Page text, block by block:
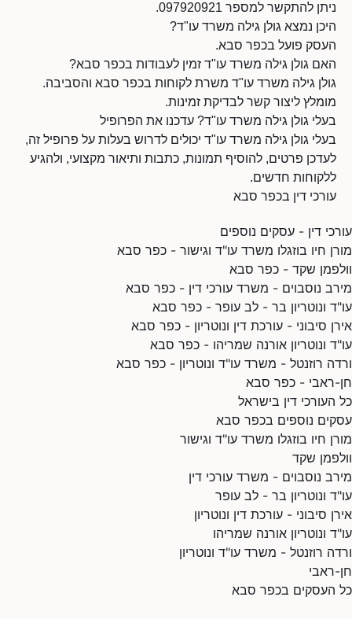
ניתן להתקשר למספר 097920921.
היכן נמצא גולן גילה משרד עו"ד?
העסק פועל בכפר סבא.
האם גולן גילה משרד עו"ד זמין לעבודות בכפר סבא?
גולן גילה משרד עו"ד משרת לקוחות בכפר סבא והסביבה.
מומלץ ליצור קשר לבדיקת זמינות.
בעלי גולן גילה משרד עו"ד? עדכנו את הפרופיל
בעלי גולן גילה משרד עו"ד יכולים לדרוש בעלות על פרופיל זה,
לעדכן פרטים, להוסיף תמונות, כתבות ותיאור מקצועי, ולהגיע
ללקוחות חדשים.
עורכי דין בכפר סבא
עורכי דין - עסקים נוספים
מורן חיו בוזגלו משרד עו"ד וגישור - כפר סבא
וולפמן שקד - כפר סבא
מירב נוסבוים - משרד עורכי דין - כפר סבא
עו"ד ונוטריון בר - לב עופר - כפר סבא
אירן סיבוני - עורכת דין ונוטריון - כפר סבא
עו"ד ונוטריון אורנה שמריהו - כפר סבא
ורדה רוזנטל - משרד עו"ד ונוטריון - כפר סבא
חן-ראבי - כפר סבא
כל העורכי דין בישראל
עסקים נוספים בכפר סבא
מורן חיו בוזגלו משרד עו"ד וגישור
וולפמן שקד
מירב נוסבוים - משרד עורכי דין
עו"ד ונוטריון בר - לב עופר
אירן סיבוני - עורכת דין ונוטריון
עו"ד ונוטריון אורנה שמריהו
ורדה רוזנטל - משרד עו"ד ונוטריון
חן-ראבי
כל העסקים בכפר סבא